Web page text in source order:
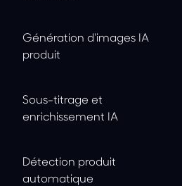
Génération d'images IA
produit
Sous-titrage et
enrichissement IA
Détection produit
automatique